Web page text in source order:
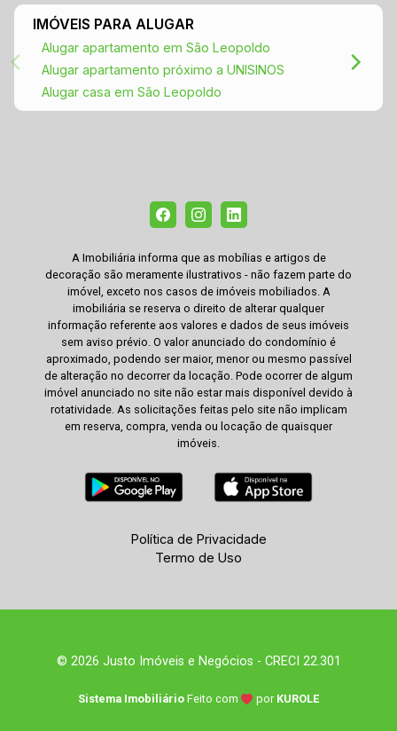
IMÓVEIS PARA ALUGAR
Alugar apartamento em São Leopoldo
Alugar apartamento próximo a UNISINOS
Alugar casa em São Leopoldo
A Imobiliária informa que as mobílias e artigos de
decoração são meramente ilustrativos - não fazem parte do
imóvel, exceto nos casos de imóveis mobiliados. A
imobiliária se reserva o direito de alterar qualquer
informação referente aos valores e dados de seus imóveis
sem aviso prévio. O valor anunciado do condomínio é
aproximado, podendo ser maior, menor ou mesmo passível
de alteração no decorrer da locação. Pode ocorrer de algum
imóvel anunciado no site não estar mais disponível devido à
rotatividade. As solicitações feitas pelo site não implicam
em reserva, compra, venda ou locação de quaisquer
imóveis.
Política de Privacidade
Termo de Uso
© 2026 Justo Imóveis e Negócios - CRECI 22.301
Sistema Imobiliário Feito com por KUROLE